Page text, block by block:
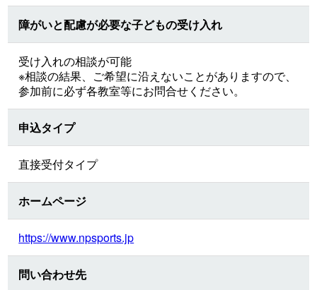
障がいと配慮が必要な子どもの受け入れ
受け入れの相談が可能
※相談の結果、ご希望に沿えないことがありますので、
参加前に必ず各教室等にお問合せください。
申込タイプ
直接受付タイプ
ホームページ
https://www.npsports.jp
問い合わせ先